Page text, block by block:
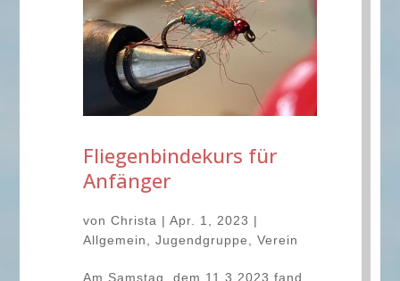
Fliegenbindekurs für
Anfänger
von Christa | Apr. 1, 2023 |
Allgemein
Jugendgruppe Verein
Am Samstag, dem 11.3.2023 fand